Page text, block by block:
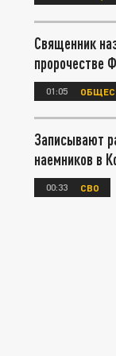
Священник
пророчестве
01:05
Записывают
наемников в
00:33 СВО